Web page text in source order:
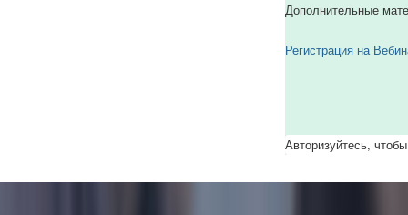
Дополнительные
Регистрация на
Авторизуйтесь,